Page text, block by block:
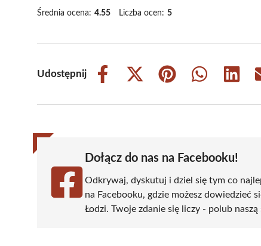
Średnia ocena: 4.55 Liczba ocen: 5
Udostępnij
Share
Share
(Twitter)
Share
Share
Share
Dołącz do nas na Facebooku!
Odkrywaj, dyskutuj i dziel się tym co
na Facebooku, gdzie możesz dowiedzieć
Łodzi. Twoje zdanie się liczy - polub